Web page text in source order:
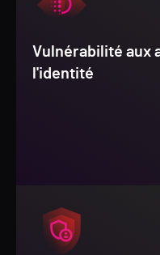
Vulnérabilité aux
l'identité